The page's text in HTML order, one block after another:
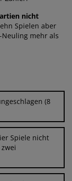
nicht
Spielen aber
mehr als
(8
Spiele nicht